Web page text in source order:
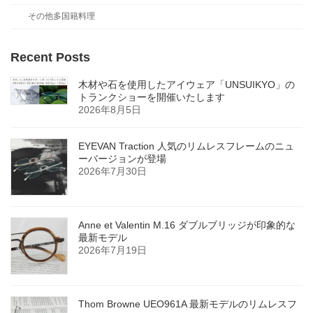
その他多国籍料理
Recent Posts
木材や石を使用したアイウェア「UNSUIKYO」の
トランクショーを開催いたします
2026年8月5日
EYEVAN Traction 人気のリムレスフレームのニュ
ーバージョンが登場
2026年7月30日
Anne et Valentin M.16 ダブルブリッジが印象的な
最新モデル
2026年7月19日
Thom Browne UEO961A 最新モデルのリムレスフ